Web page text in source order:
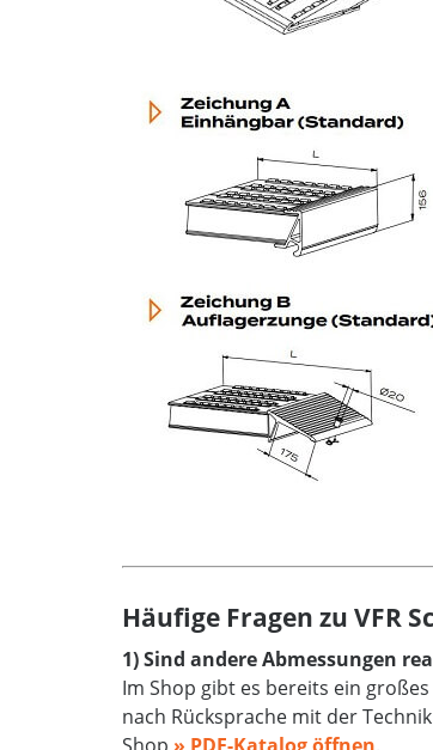
Häufige Fragen zu VFR
1) Sind andere Abmessungen
Im Shop gibt es bereits ein
nach Rücksprache mit der